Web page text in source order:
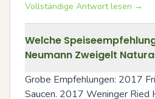
Vollständige Antwort lesen →
Welche
Neumann Zweigelt
Grobe Empfehlungen: 2017
Saucen. 2017 Weninger Ried